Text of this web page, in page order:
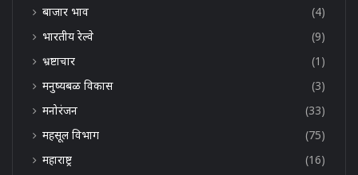
बाजार भाव
(4)
भारतीय रेल्वे
(9)
भ्रष्टाचार
(1)
मनुष्यबळ विकास
(3)
मनोरंजन
(33)
महसूल विभाग
(75)
महाराष्ट्र
(16)